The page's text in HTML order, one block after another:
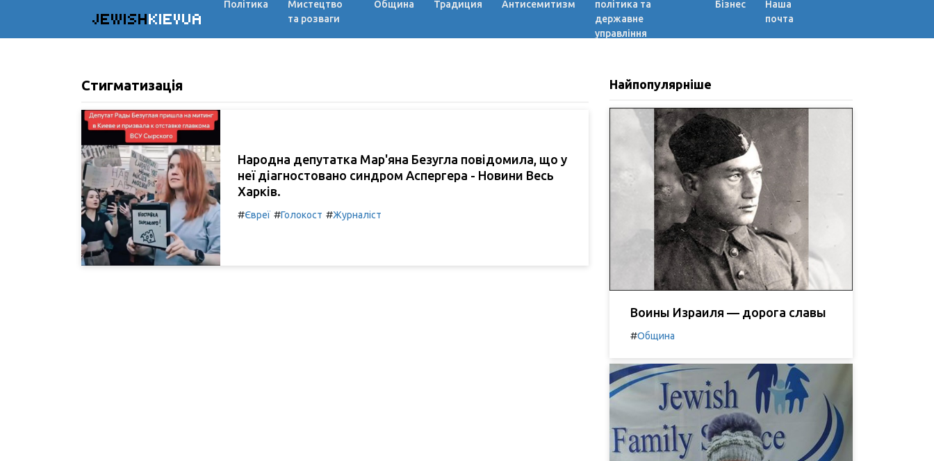
JEWISHKIEVUA
Політика
Мистецтво
та розваги
Община Традиция Антисемитизм
політика та
державне
управління
Бізнес
Наша
почта
Стигматизація
Народна депутатка Мар'яна Безугла повідомила, що у
неї діагностовано синдром Аспергера - Новини Весь
Харків.
#Євреї #Голокост #Журналіст
Найпопулярніше
Воины Израиля — дорога славы
#Община